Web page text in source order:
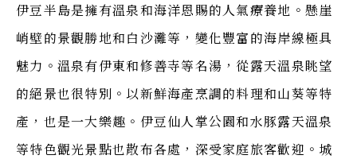
伊豆半島是擁有溫泉和海洋恩賜的人氣療養地。懸崖
峭壁的景觀勝地和白沙灘等，變化豐富的海岸線極具
魅力。溫泉有伊東和修善寺等名湯，從露天溫泉眺望
的絕景也很特別。以新鮮海產烹調的料理和山葵等特
產，也是一大樂趣。伊豆仙人掌公園和水豚露天溫泉
等特色觀光景點也散布各處，深受家庭旅客歡迎。城